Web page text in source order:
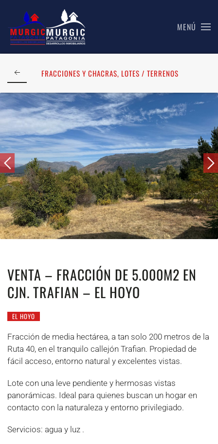
Skip to main content MENÚ
FRACCIONES Y CHACRAS, LOTES / TERRENOS
VENTA – FRACCIÓN DE 5.000M2 EN
CJN. TRAFIAN – EL HOYO
EL HOYO
Fracción de media hectárea, a tan solo 200 metros de la
Ruta 40, en el tranquilo callejón Trafian. Propiedad de
fácil acceso, entorno natural y excelentes vistas.
Lote con una leve pendiente y hermosas vistas
panorámicas. Ideal para quienes buscan un hogar en
contacto con la naturaleza y entorno privilegiado.
Servicios: agua y luz .